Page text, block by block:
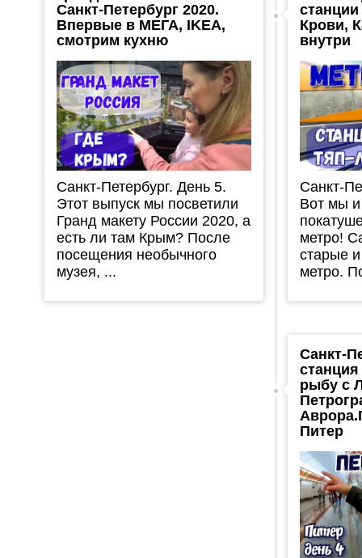
Крови,
внутри
Санкт-
Вот мы
метро!
старые
метро.
Санкт-Петербург 2020.
Впервые в МЕГА, IKEA,
смотрим кухню
Санкт-Петербург. День 5.
Этот выпуск мы посветили
Гранд макету России 2020, а
есть ли там Крым? После
посещения необычного
музея, ...
Санкт-
рыбу с
Питер